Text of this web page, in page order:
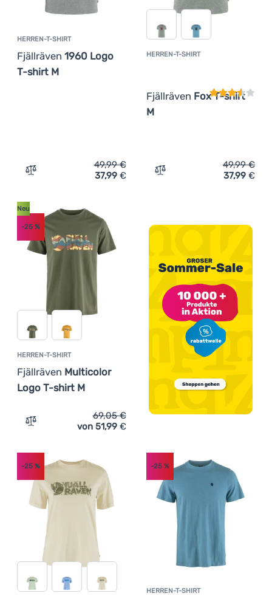
HERREN-T-SHIRT
Fjällräven 1960 Logo
T-shirt M
Zum Vergleich 'Herren-T-Shirt Fjällräven 1960 Logo T-
49,99€
37,99 €
HERREN-T-SHIRT
Fjällräven Fox T-shirt
M
Zum Vergleich 'Herren-
49,99€
37,99 €
HERREN-T-SHIRT
Fjällräven Multicolor
Logo T-shirt M
Neu
-25 %
Zum Vergleich 'Herren-T-Shirt Fjällräven Multicolor
69,05€
von 51,99 €
-25 %
HERREN-T-SHIRT
-25%